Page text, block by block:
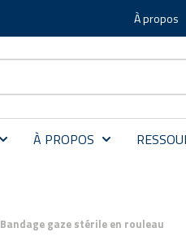
À propos
À PROPOS
Bandage gaze stérile en rouleau